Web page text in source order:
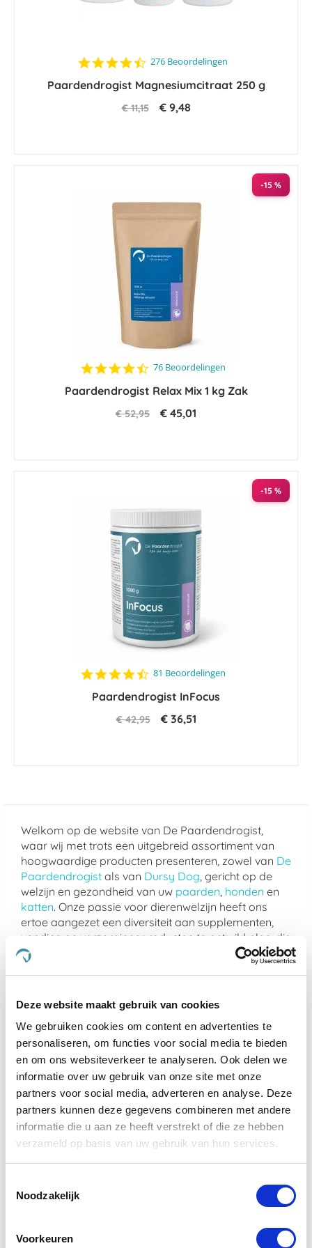
Deze website maakt gebruik van cookies
We gebruiken cookies om content en advertenties te
personaliseren, om functies voor social media te bieden
en om ons websiteverkeer te analyseren. Ook delen we
informatie over uw gebruik van onze site met onze
partners voor social media, adverteren en analyse. Deze
partners kunnen deze gegevens combineren met andere
informatie die u aan ze heeft verstrekt of die ze hebben
verzameld op basis van uw gebruik van hun services.
Noodzakelijk
Voorkeuren
4.6
rating
276 Beoordelingen
Paardendrogist Magnesiumcitraat 250 g
€ 11,15 € 9,48
-15 %
4.4
rating
76 Beoordelingen
Paardendrogist Relax Mix 1 kg Zak
€ 52,95 € 45,01
-15 %
4.4
rating
81 Beoordelingen
Paardendrogist InFocus
€ 42,95 € 36,51
Welkom op de website van De Paardendrogist,
waar wij met trots een uitgebreid assortiment van
hoogwaardige producten presenteren, zowel van De
Paardendrogist als van Dursy Dog, gericht op de
welzijn en gezondheid van uw paarden, honden en
katten. Onze passie voor dierenwelzijn heeft ons
ertoe aangezet een diversiteit aan supplementen,
voeding en verzorgingsproducten te ontwikkelen, die
speciaal zijn ontworpen om aan de behoeften van
Of uw dier nu behoefte heeft aan ondersteuning
voor de gewrichten, een verbetering van de
spijsvertering, of een mooiere vacht, bij De
Paardendrogist vindt u producten die hierop zijn
afgestemd. Elk product in ons assortiment is
zorgvuldig geselecteerd op basis van kwaliteit en
effectiviteit, en is ontwikkeld om de gezondheid en
het geluk van uw huisdier te optimaliseren.
We geloven sterk in het bieden van alleen het beste
voor uw dier, en daarom zijn alle producten die we
aanbieden veilig, effectief en makkelijk in gebruik.
nerveuze paarden
tot producten die de gezondheid
gewrichten ondersteunen bij oudere hondenen
katten, ons doel is om een merkbare verbetering in
het leven van uw dier te realiseren.